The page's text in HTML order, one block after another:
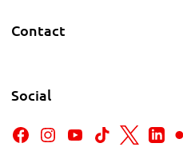
Contact
Social